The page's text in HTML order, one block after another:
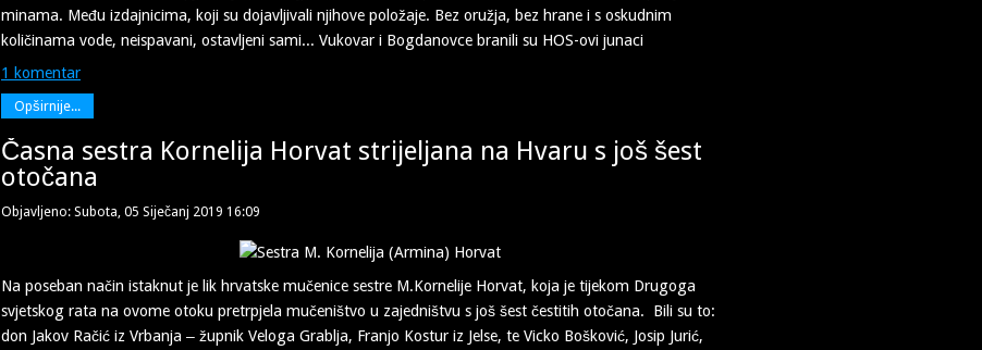
minama. Među izdajnicima, koji su dojavljivali njihove položaje. Bez oružja, bez hrane i s oskudnim
količinama vode, neispavani, ostavljeni sami... Vukovar i Bogdanovce branili su HOS-ovi junaci
1 komentar
Opširnije...
Časna sestra Kornelija Horvat strijeljana na Hvaru s još šest
otočana
Objavljeno: Subota, 05 Siječanj 2019 16:09
Na poseban način istaknut je lik hrvatske mučenice sestre M.Kornelije Horvat, koja je tijekom Drugoga
svjetskog rata na ovome otoku pretrpjela mučeništvo u zajedništvu s još šest čestitih otočana. Bili su to:
don Jakov Račić iz Vrbanja ‒ župnik Veloga Grablja, Franjo Kostur iz Jelse, te Vicko Bošković, Josip Jurić,